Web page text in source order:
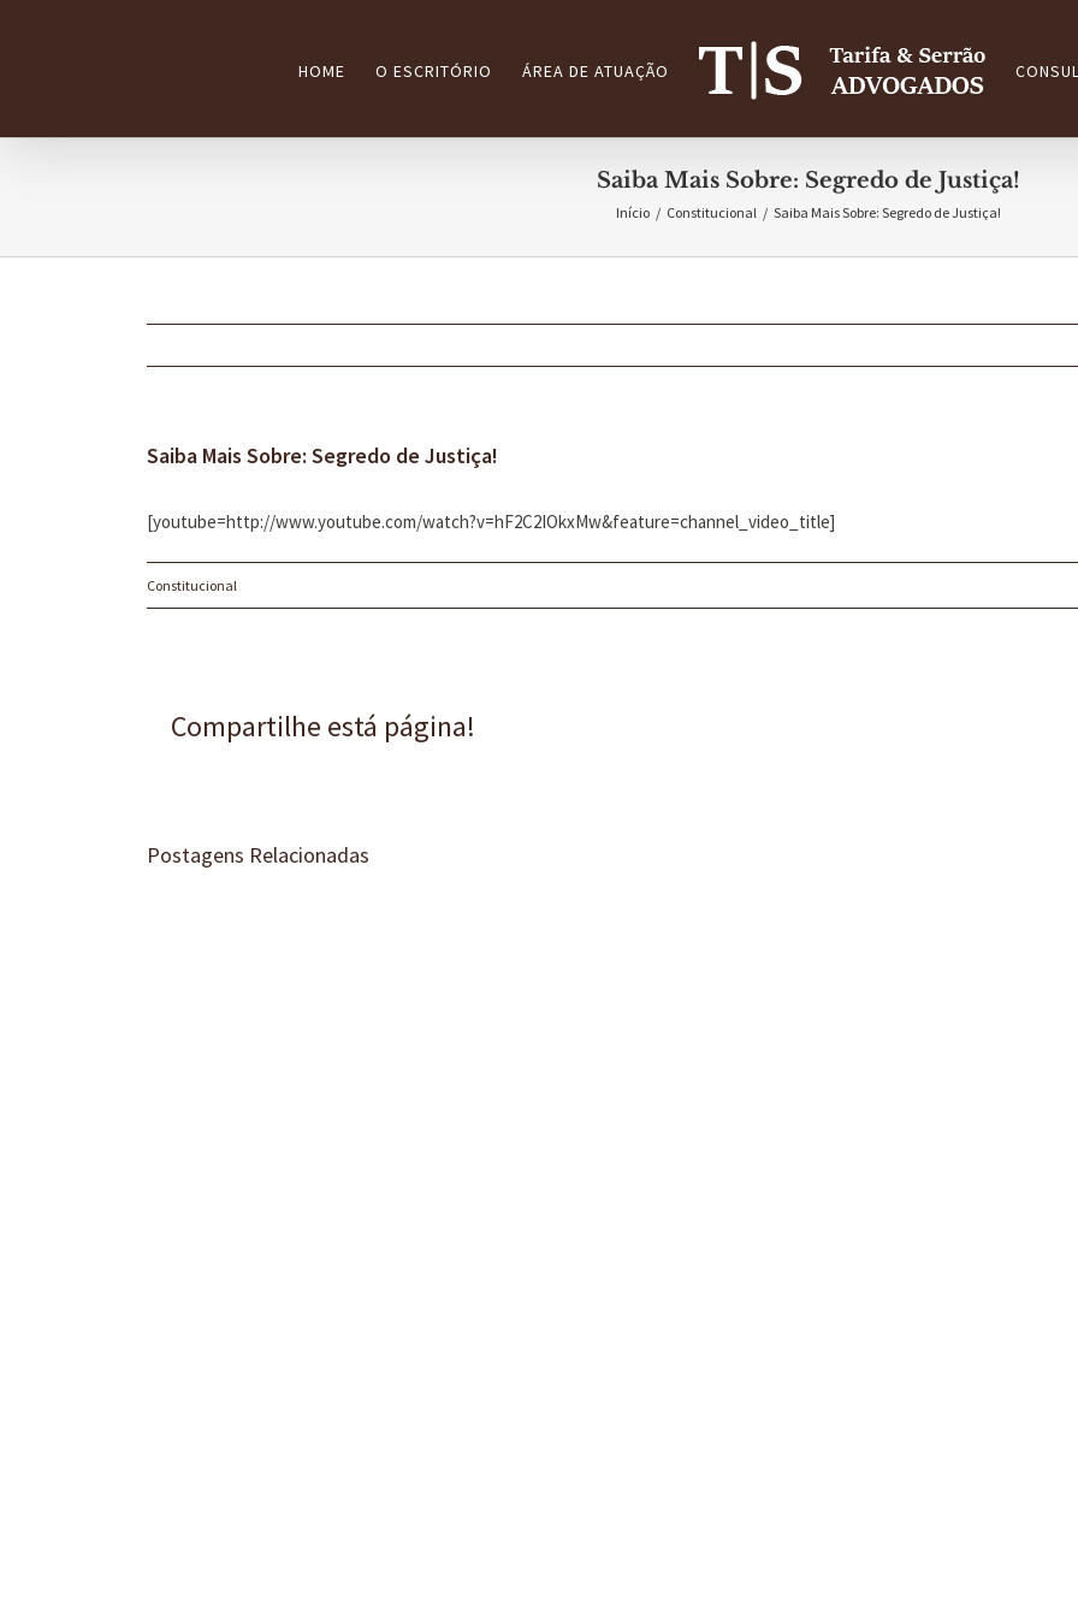
HOME O ESCRITÓRIO ÁREA DE ATUAÇÃO
Saiba Mais Sobre: Segredo de Justiça!
Início / Constitucional / Saiba Mais Sobre: Segredo de Justiça!
Saiba Mais Sobre: Segredo de Justiça!
[youtube=http://www.youtube.com/watch?v=hF2C2IOkxMw&feature=channel_video_title]
Constitucional
Compartilhe está página!
Postagens Relacionadas